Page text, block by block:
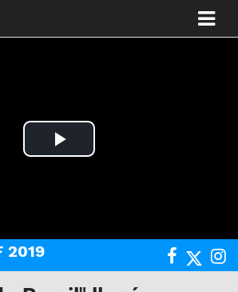
Play
2019